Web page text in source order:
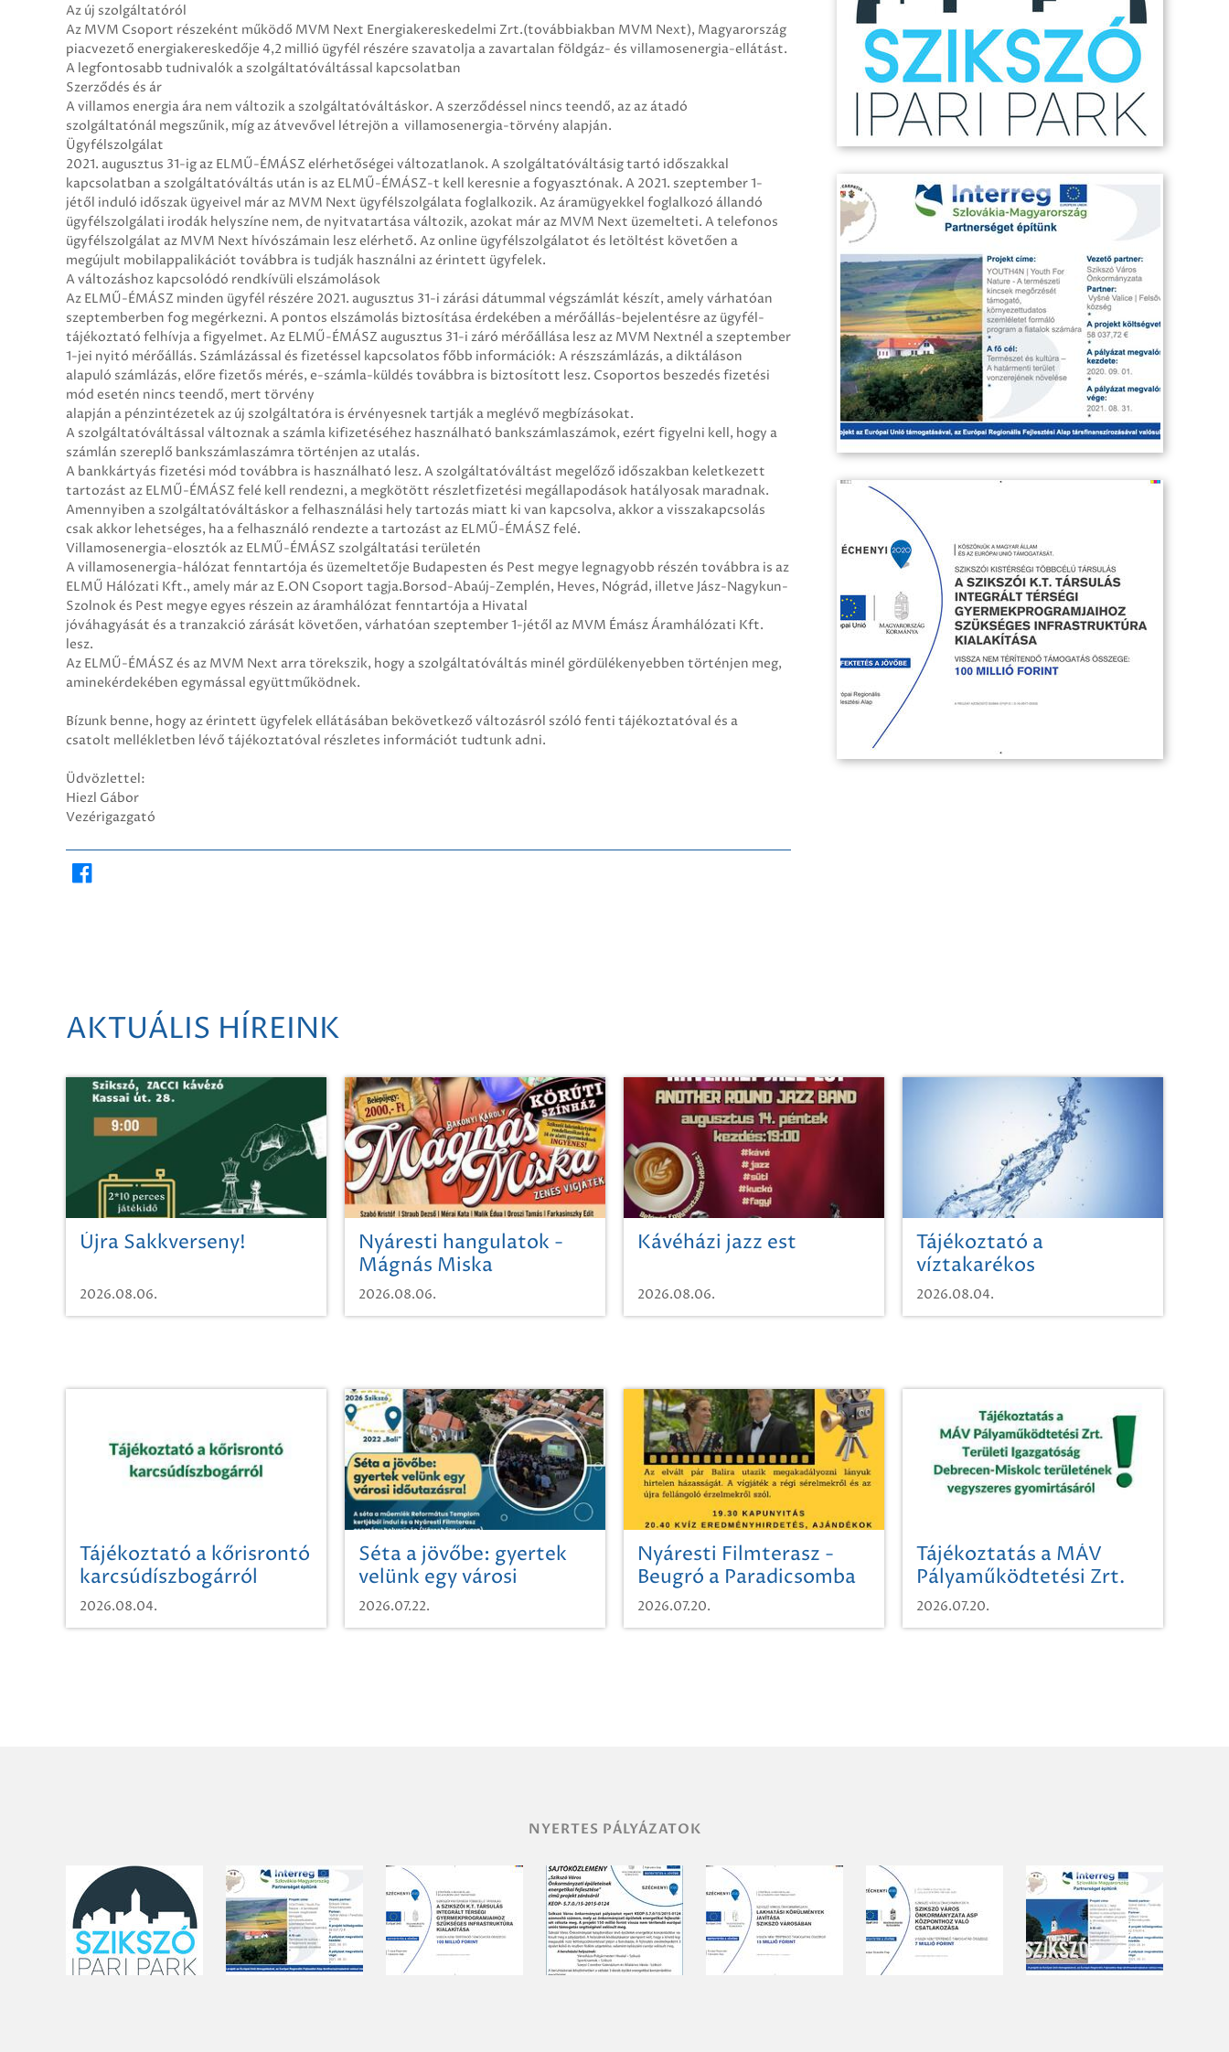
Az új szolgáltatóról
Az MVM Csoport részeként működő MVM Next Energiakereskedelmi Zrt.(továbbiakban MVM Next), Magyarország
piacvezető energiakereskedője 4,2 millió ügyfél részére szavatolja a zavartalan földgáz- és villamosenergia-ellátást.
A legfontosabb tudnivalók a szolgáltatóváltással kapcsolatban
Szerződés és ár
A villamos energia ára nem változik a szolgáltatóváltáskor. A szerződéssel nincs teendő, az az átadó
szolgáltatónál megszűnik, míg az átvevővel létrejön a villamosenergia-törvény alapján.
Ügyfélszolgálat
2021. augusztus 31-ig az ELMŰ-ÉMÁSZ elérhetőségei változatlanok. A szolgáltatóváltásig tartó időszakkal
kapcsolatban a szolgáltatóváltás után is az ELMŰ-ÉMÁSZ-t kell keresnie a fogyasztónak. A 2021. szeptember 1-
jétől induló időszak ügyeivel már az MVM Next ügyfélszolgálata foglalkozik. Az áramügyekkel foglalkozó állandó
ügyfélszolgálati irodák helyszíne nem, de nyitvatartása változik, azokat már az MVM Next üzemelteti. A telefonos
ügyfélszolgálat az MVM Next hívószámain lesz elérhető. Az online ügyfélszolgálatot és letöltést követően a
megújult mobilappalikációt továbbra is tudják használni az érintett ügyfelek.
A változáshoz kapcsolódó rendkívüli elszámolások
Az ELMŰ-ÉMÁSZ minden ügyfél részére 2021. augusztus 31-i zárási dátummal végszámlát készít, amely várhatóan
szeptemberben fog megérkezni. A pontos elszámolás biztosítása érdekében a mérőállás-bejelentésre az ügyfél-
tájékoztató felhívja a figyelmet. Az ELMŰ-ÉMÁSZ augusztus 31-i záró mérőállása lesz az MVM Nextnél a szeptember
1-jei nyitó mérőállás. Számlázással és fizetéssel kapcsolatos főbb információk: A részszámlázás, a diktáláson
alapuló számlázás, előre fizetős mérés, e-számla-küldés továbbra is biztosított lesz. Csoportos beszedés fizetési
mód esetén nincs teendő, mert törvény
alapján a pénzintézetek az új szolgáltatóra is érvényesnek tartják a meglévő megbízásokat.
A szolgáltatóváltással változnak a számla kifizetéséhez használható bankszámlaszámok, ezért figyelni kell, hogy a
számlán szereplő bankszámlaszámra történjen az utalás.
A bankkártyás fizetési mód továbbra is használható lesz. A szolgáltatóváltást megelőző időszakban keletkezett
tartozást az ELMŰ-ÉMÁSZ felé kell rendezni, a megkötött részletfizetési megállapodások hatályosak maradnak.
Amennyiben a szolgáltatóváltáskor a felhasználási hely tartozás miatt ki van kapcsolva, akkor a visszakapcsolás
csak akkor lehetséges, ha a felhasználó rendezte a tartozást az ELMŰ-ÉMÁSZ felé.
Villamosenergia-elosztók az ELMŰ-ÉMÁSZ szolgáltatási területén
A villamosenergia-hálózat fenntartója és üzemeltetője Budapesten és Pest megye legnagyobb részén továbbra is az
ELMŰ Hálózati Kft., amely már az E.ON Csoport tagja.Borsod-Abaúj-Zemplén, Heves, Nógrád, illetve Jász-Nagykun-
Szolnok és Pest megye egyes részein az áramhálózat fenntartója a Hivatal
jóváhagyását és a tranzakció zárását követően, várhatóan szeptember 1-jétől az MVM Émász Áramhálózati Kft.
lesz.
Az ELMŰ-ÉMÁSZ és az MVM Next arra törekszik, hogy a szolgáltatóváltás minél gördülékenyebben történjen meg,
aminekérdekében egymással együttműködnek.
Bízunk benne, hogy az érintett ügyfelek ellátásában bekövetkező változásról szóló fenti tájékoztatóval és a
csatolt mellékletben lévő tájékoztatóval részletes információt tudtunk adni.
Üdvözlettel:
Hiezl Gábor
Vezérigazgató
AKTUÁLIS HÍREINK
Újra Sakkverseny!
2026.08.06.
Nyáresti hangulatok -
Mágnás Miska
2026.08.06.
Kávéházi jazz est
2026.08.06.
Tájékoztató a
víztakarékos
vízhasználatról
2026.08.04.
Tájékoztató a kőrisrontó
karcsúdíszbogárról
2026.08.04.
Séta a jövőbe: gyertek
velünk egy városi
időutazásra!
2026.07.22.
Nyáresti Filmterasz -
Beugró a Paradicsomba
2026.07.20.
Tájékoztatás a MÁV
Pályaműködtetési Zrt.
Területi Igazgatóság
Debrecen-Miskolc
2026.07.20.
NYERTES PÁLYÁZATOK